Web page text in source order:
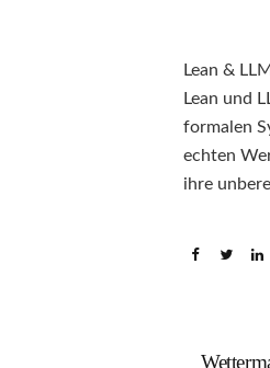
Lean &
Lean und
formalen
echten
ihre